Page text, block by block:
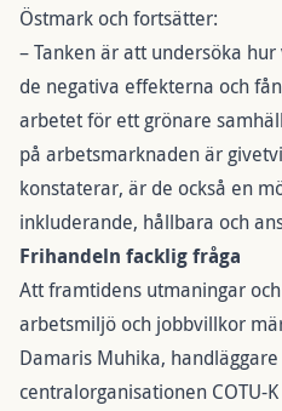
Östmark och fortsätter:
– Tanken är att undersöka
de negativa effekterna och
arbetet för ett grönare
på arbetsmarknaden är
konstaterar, är de också en
inkluderande, hållbara och
Frihandeln facklig fråga
Att framtidens utmaningar
arbetsmiljö och jobbvillkor
Damaris Muhika,
centralorganisationen COTU-